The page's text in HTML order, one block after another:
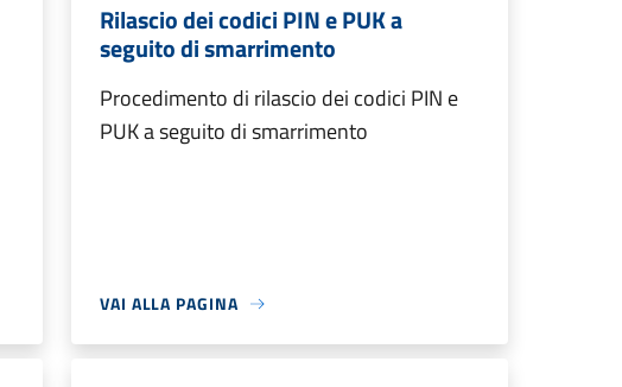
Rilascio dei codici PIN e PUK a
seguito di smarrimento
Procedimento di rilascio dei codici PIN e
PUK a seguito di smarrimento
VAI ALLA PAGINA